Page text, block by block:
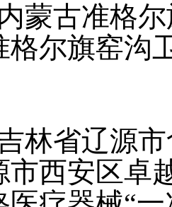
古准格尔
格尔旗窑沟
省辽源市
市西安区卓